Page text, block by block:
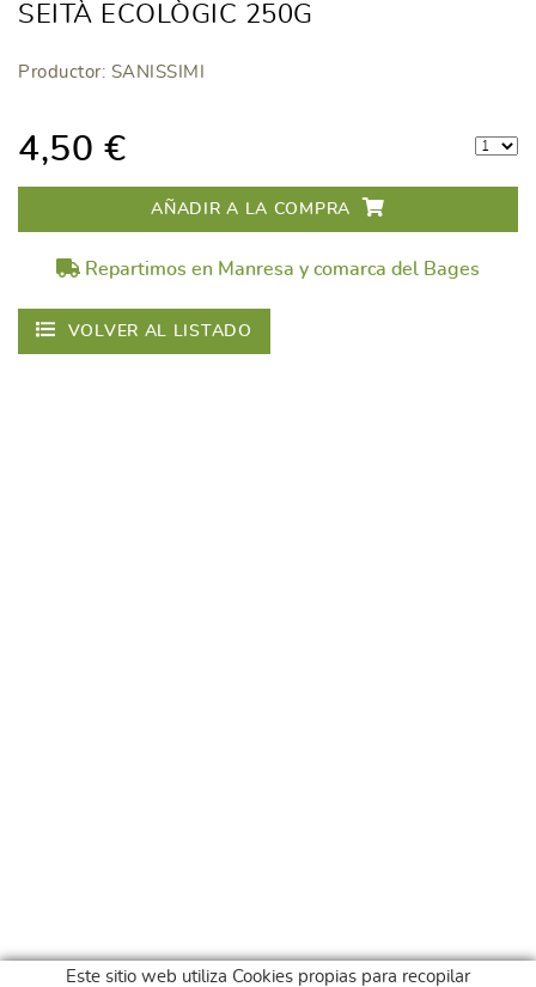
SEITÀ ECOLÒGIC 250G
Productor: SANISSIMI
4,50 €
AÑADIR A LA COMPRA
Repartimos en Manresa y comarca del Bages
VOLVER AL LISTADO
Este sitio web utiliza Cookies propias para recopilar